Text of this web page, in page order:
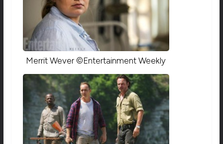
Merrit Wever ©Entertainment Weekly